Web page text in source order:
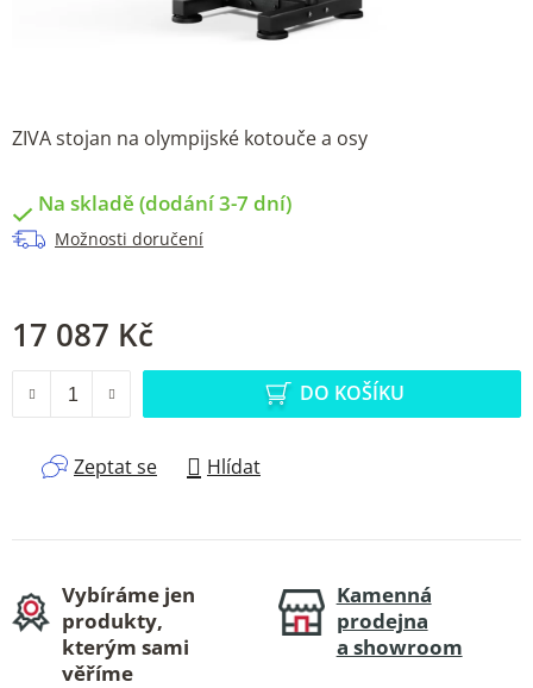
ZIVA stojan na olympijské kotouče a osy
Na skladě (dodání 3-7 dní)
Možnosti doručení
17 087 Kč
DO KOŠÍKU
Zeptat se Hlídat
Vybíráme jen
produkty,
kterým sami
věříme
Kamenná
prodejna
a showroom